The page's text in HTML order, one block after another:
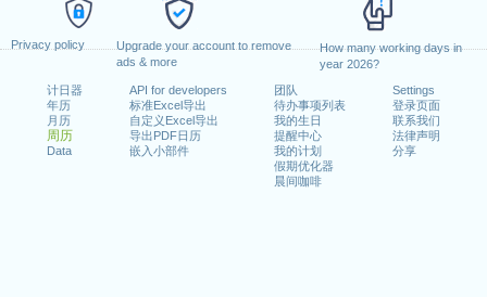
Privacy policy
Upgrade your account to remove
ads & more
How many working days in
year 2026?
计日器
年历
月历
周历
Data
API for developers
标准Excel导出
自定义Excel导出
导出PDF日历
嵌入小部件
团队
待办事项列表
我的生日
提醒中心
我的计划
假期优化器
晨间咖啡
Settings
登录页面
联系我们
法律声明
分享